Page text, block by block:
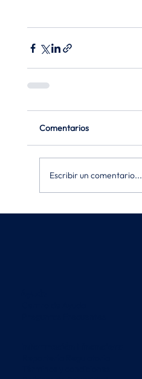
Comentarios
Escribir un comentario...